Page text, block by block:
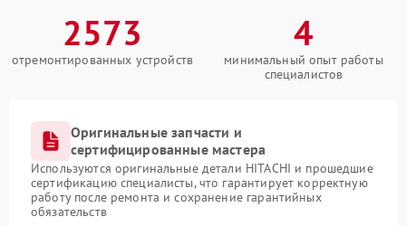
2573
отремонтированных устройств
4
минимальный опыт работы
специалистов
Оригинальные запчасти и
сертифицированные мастера
Используются оригинальные детали HITACHI и прошедшие
сертификацию специалисты, что гарантирует корректную
работу после ремонта и сохранение гарантийных
обязательств